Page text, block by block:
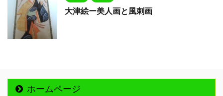
大津絵ー美人画と風刺画
ホームページ